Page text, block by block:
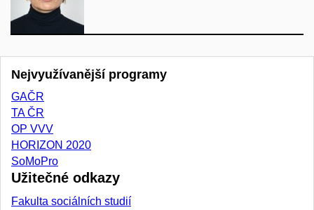
Nejvyužívanější programy
GAČR
TA ČR
OP VVV
HORIZON 2020
SoMoPro
Užitečné odkazy
Fakulta sociálních studií